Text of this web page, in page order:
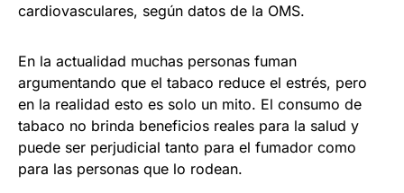
cardiovasculares, según datos de la OMS.
En la actualidad muchas personas fuman
argumentando que el tabaco reduce el estrés, pero
en la realidad esto es solo un mito. El consumo de
tabaco no brinda beneficios reales para la salud y
puede ser perjudicial tanto para el fumador como
para las personas que lo rodean.